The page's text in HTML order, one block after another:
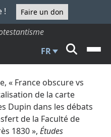
! Faire un don
FR
« France obscure vs
de la carte
Dupin dans les débats
de la Faculté de
1830 », Études